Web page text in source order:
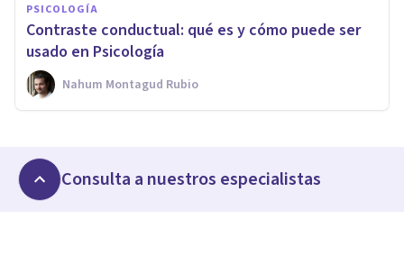
PSICOLOGÍA
Contraste conductual: qué es y cómo puede ser
usado en Psicología
Nahum Montagud Rubio
Consulta a nuestros especialistas